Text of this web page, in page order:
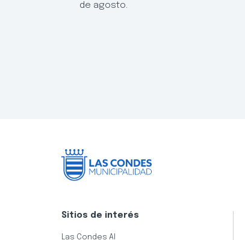
de agosto.
Sitios de interés
Las Condes AI